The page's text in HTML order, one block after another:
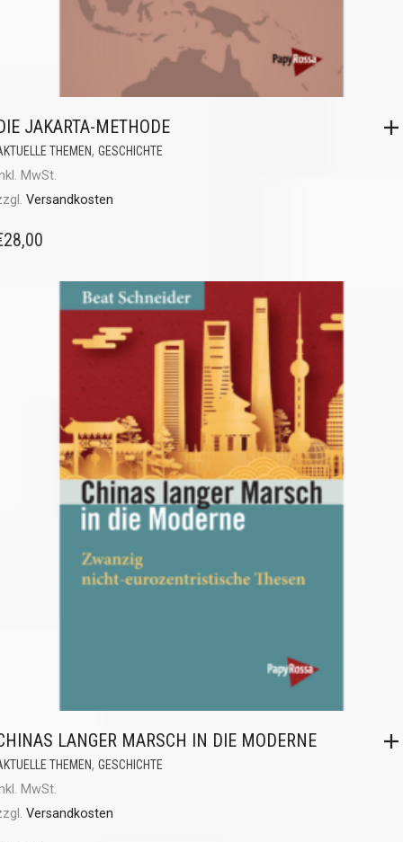
JAKARTA-METHODE
THEMEN, GESCHICHTE
MwSt.
Versandkosten
28,00
LANGER MARSCH IN DIE MODERNE
THEMEN, GESCHICHTE
MwSt.
Versandkosten